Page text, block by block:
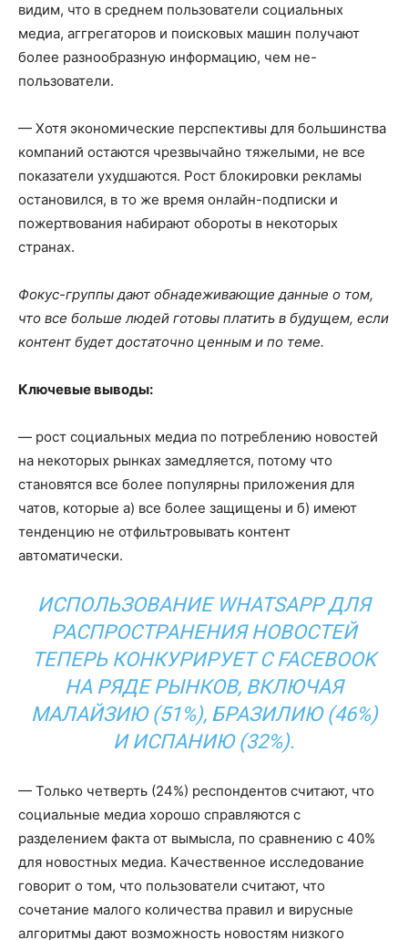
видим, что в среднем пользователи социальных
медиа, аггрегаторов и поисковых машин получают
более разнообразную информацию, чем не-
пользователи.
— Хотя экономические перспективы для большинства
компаний остаются чрезвычайно тяжелыми, не все
показатели ухудшаются. Рост блокировки рекламы
остановился, в то же время онлайн-подписки и
пожертвования набирают обороты в некоторых
странах.
Фокус-группы дают обнадеживающие данные о том,
что все больше людей готовы платить в будущем, если
контент будет достаточно ценным и по теме.
Ключевые выводы:
— рост социальных медиа по потреблению новостей
на некоторых рынках замедляется, потому что
становятся все более популярны приложения для
чатов, которые а) все более защищены и б) имеют
тенденцию не отфильтровывать контент
автоматически.
ИСПОЛЬЗОВАНИЕ WHATSAPP ДЛЯ
РАСПРОСТРАНЕНИЯ НОВОСТЕЙ
ТЕПЕРЬ КОНКУРИРУЕТ С FACEBOOK
НА РЯДЕ РЫНКОВ, ВКЛЮЧАЯ
МАЛАЙЗИЮ (51%), БРАЗИЛИЮ (46%)
И ИСПАНИЮ (32%).
— Только четверть (24%) респондентов считают, что
социальные медиа хорошо справляются с
разделением факта от вымысла, по сравнению с 40%
для новостных медиа. Качественное исследование
говорит о том, что пользователи считают, что
сочетание малого количества правил и вирусные
алгоритмы дают возможность новостям низкого